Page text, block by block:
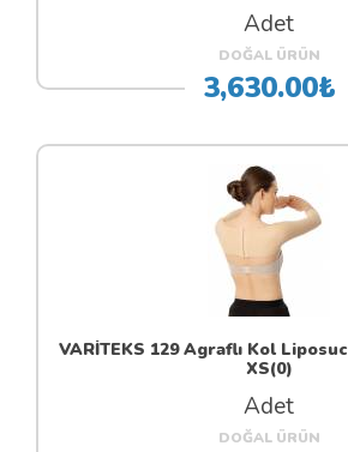
Adet
DOĞAL ÜRÜN
3,630.00₺
VARİTEKS 129 Agraflı Kol
XS(0)
Adet
DOĞAL ÜRÜN